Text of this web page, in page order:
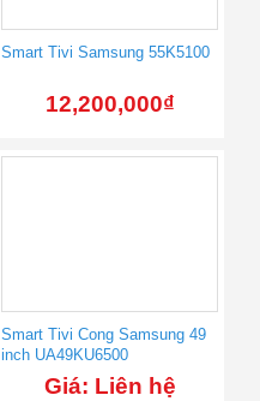
Smart Tivi Samsung 55K5100
12,200,000₫
Smart Tivi Cong Samsung 49
inch UA49KU6500
Giá: Liên hệ